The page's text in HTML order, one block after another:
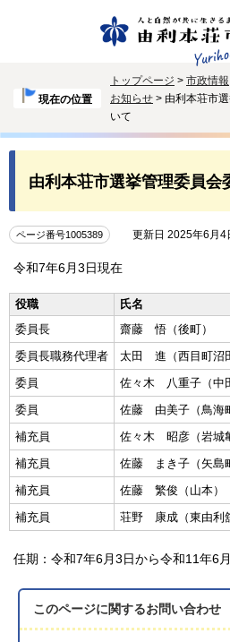
現在の位置
トップページ > 市政情報
お知らせ > 由利本荘市
いて
由利本荘市選挙管理委員会
ページ番号1005389 更新日 2025年6月4
令和7年6月3日現在
役職
氏名
委員長
齋藤 悟（後町）
委員長職務代理者
太田 進（西目町沼
委員
佐々木 八重子（中
委員
佐藤 由美子（鳥海
補充員
佐々木 昭彦（岩城
補充員
佐藤 まき子（矢島
補充員
佐藤 繁俊（山本）
補充員
荘野 康成（東由利
任期：令和7年6月3日から令和11年6
このページに関するお問い合わせ